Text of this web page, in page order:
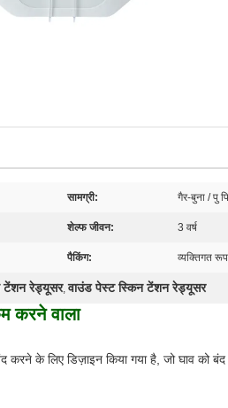
सामग्री: गैर-बुना / पु
शेल्फ जीवन: 3 वर्ष
पैकिंग: व्यक्तिगत
टेंशन रेड्यूसर,वाउंड पेस्ट स्किन टेंशन रेड्यूसर
करने वाला
के लिए डिज़ाइन किया गया है, जो घाव को